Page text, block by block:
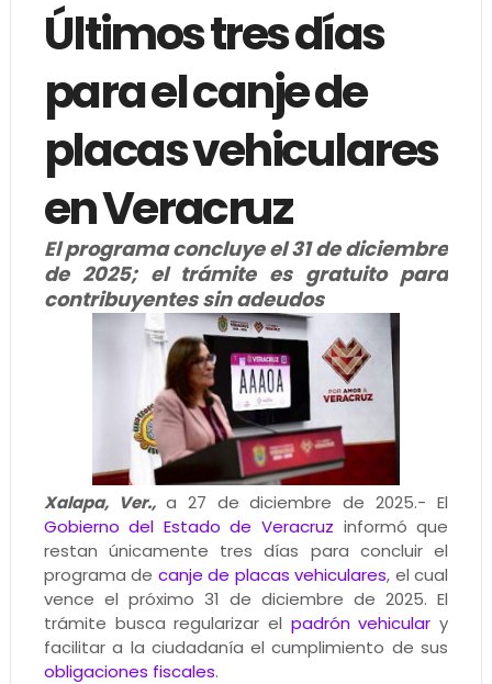
Últimos tres días
para el canje de
placas vehiculares
en Veracruz
El programa concluye el 31 de diciembre
de 2025; el trámite es gratuito para
contribuyentes sin adeudos
Xalapa, Ver., a 27 de diciembre de 2025.- El
Gobierno del Estado de Veracruz informó que
restan únicamente tres días para concluir el
programa de canje de placas vehiculares, el cual
vence el próximo 31 de diciembre de 2025. El
trámite busca regularizar el padrón vehicular y
facilitar a la ciudadanía el cumplimiento de sus
obligaciones fiscales.